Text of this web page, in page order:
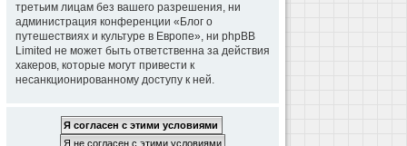
третьим лицам без вашего разрешения, ни
администрация конференции «Блог о
путешествиях и культуре в Европе», ни phpBB
Limited не может быть ответственна за действия
хакеров, которые могут привести к
несанкционированному доступу к ней.